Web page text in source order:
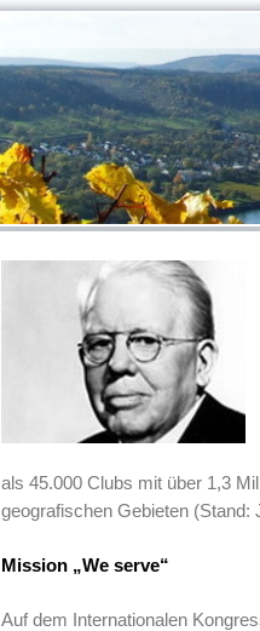
als 45.000 Clubs mit über 1,3
geografischen Gebieten (Stand:
Mission „We serve“
Auf dem Internationalen